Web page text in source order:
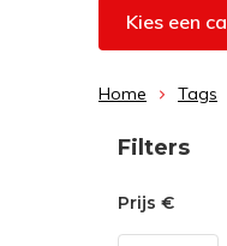
Kies een
Home Tags
Sorteren op:
Filters
Prijs €